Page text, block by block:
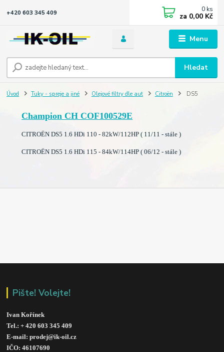
Menu
Hledat
+420 603 345 409 0 ks
za 0,00 Kč
Úvod Tuky - spreje a jiné Olejové filtry dle aut Citroën DS5
Champion CH COF100529E
CITROËN DS5 1.6 HDi 110 - 82kW/112HP ( 11/11 - stále )
CITROËN DS5 1.6 HDi 115 - 84kW/114HP ( 06/12 - stále )
Pište! Volejte!
Ivan Kořínek
Tel.: + 420 603 345 409
E-mail: prodej@ik-oil.cz
IČO: 46107690